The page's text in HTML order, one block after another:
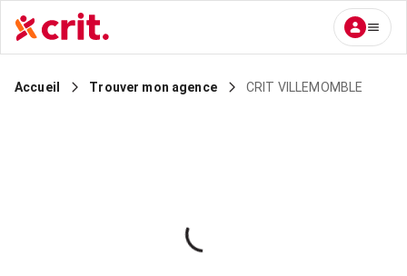
Accueil Trouver mon agence CRIT VILLEMOMBLE